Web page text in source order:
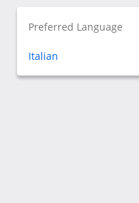
Preferred Language
Italian